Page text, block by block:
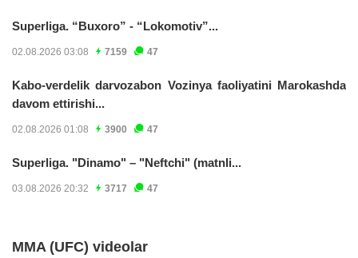
Superliga. “Buxoro” - “Lokomotiv”...
02.08.2026 03:08 7159 47
Kabo-verdelik darvozabon Vozinya faoliyatini Marokashda
davom ettirishi...
02.08.2026 01:08 3900 47
Superliga. "Dinamo" – "Neftchi" (matnli...
03.08.2026 20:32 3717 47
MMA (UFC) videolar